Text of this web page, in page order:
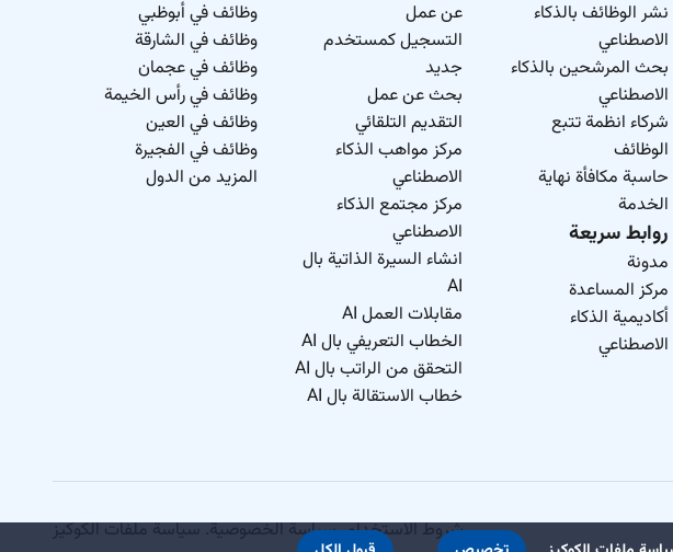
نشر الوظائف بالذكاء
الاصطناعي
بحث المرشحين بالذكاء
الاصطناعي
شركاء انظمة تتبع
الوظائف
حاسبة مكافأة نهاية
الخدمة
روابط سريعة
مدونة
مركز المساعدة
أكاديمية الذكاء
الاصطناعي
عن عمل
التسجيل كمستخدم
جديد
بحث عن عمل
التقديم التلقائي
مركز مواهب الذكاء
الاصطناعي
مركز مجتمع الذكاء
الاصطناعي
انشاء السيرة الذاتية بال
AI
مقابلات العمل AI
الخطاب التعريفي بال AI
التحقق من الراتب بال AI
خطاب الاستقالة بال AI
وظائف في أبوظبي
وظائف في الشارقة
وظائف في عجمان
وظائف في رأس الخيمة
وظائف في العين
وظائف في الفجيرة
المزيد من الدول
شروط الاستخدام.سياسة الخصوصية.سياسة ملفات الكوكيز